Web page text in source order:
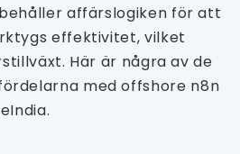
affärslogiken för att
effektivitet, vilket
Här är några av de
med offshore n8n